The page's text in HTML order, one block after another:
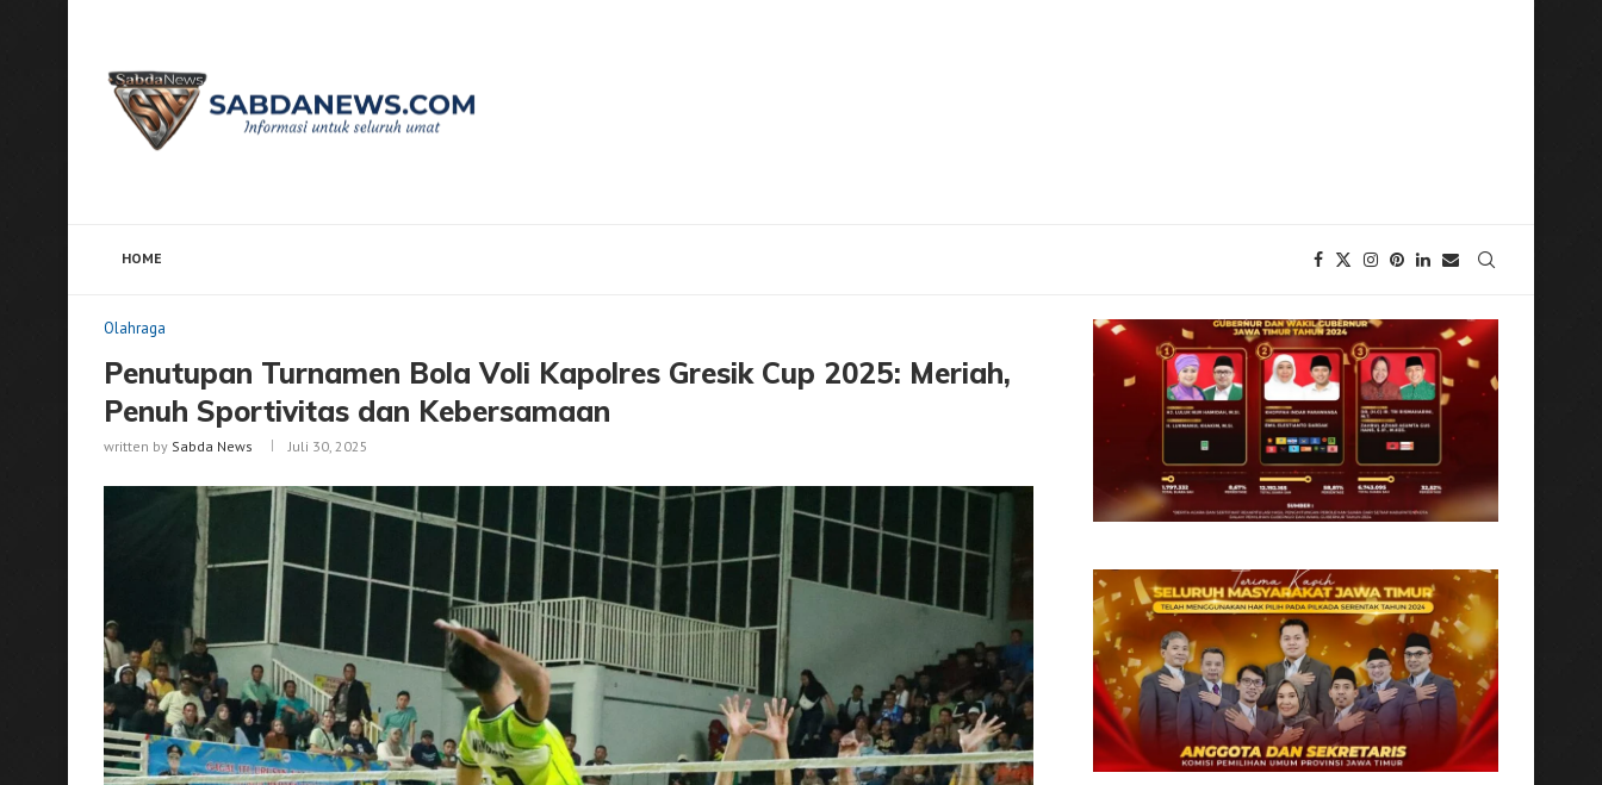
HOME
Olahraga
Penutupan Turnamen Bola Voli Kapolres Gresik Cup 2025: Meriah,
Penuh Sportivitas dan Kebersamaan
written by Sabda News Juli 30, 2025